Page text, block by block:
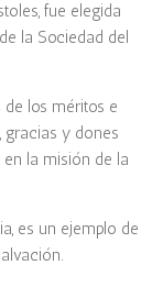
fue elegida
la Sociedad del
de los méritos e
gracias y dones
la misión de la
es un ejemplo de